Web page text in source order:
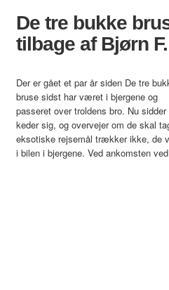
De tre bukke
tilbage af Bjørn
Der er gået et par år siden De tre
bruse sidst har været i bjergene og
passeret over troldens bro. Nu
keder sig, og overvejer om de skal
eksotiske rejsemål trækker ikke, de
i bilen i bjergene. Ved ankomsten